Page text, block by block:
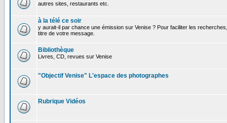
autres sites, restaurants etc.
à la télé ce soir
y aurait-il par chance une émission sur Venise ? Pour faciliter les
titre de votre message.
Bibliothèque
Livres, CD, revues sur Venise
"Objectif Venise" L'espace des photographes
Rubrique Vidéos